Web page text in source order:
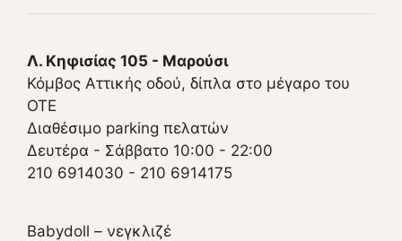
Λ. Κηφισίας 105 - Μαρούσι
Κόμβος Αττικής οδού, δίπλα στο μέγαρο του
ΟΤΕ
Διαθέσιμο parking πελατών
Δευτέρα - Σάββατο 10:00 - 22:00
210 6914030 - 210 6914175
Babydoll – νεγκλιζέ